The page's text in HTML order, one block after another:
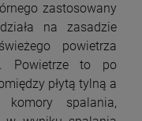
zastosowany
na zasadzie
powietrza
Powietrze to po
płytą tylną a
spalania,